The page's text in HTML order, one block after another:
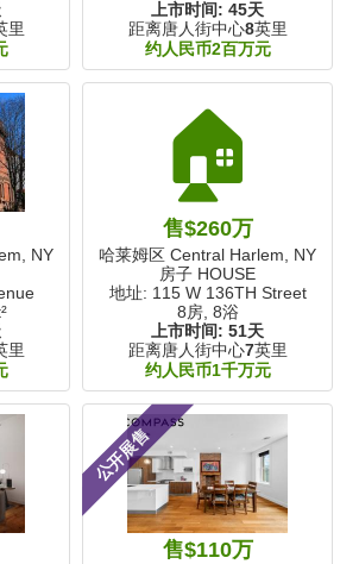
里
上市时间: 45天
距离唐人街中心8英里
约人民币2百万元
NY
里
🏠
售$260万
哈莱姆区 Central Harlem, NY
房子 HOUSE
地址: 115 W 136TH Street
8房, 8浴
上市时间: 51天
距离唐人街中心7英里
约人民币1千万元
公开展售
售$110万